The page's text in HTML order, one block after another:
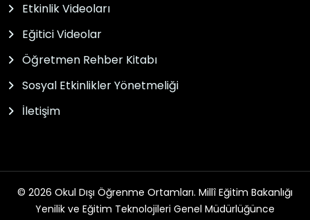
Etkinlik Videoları
Eğitici Videolar
Öğretmen Rehber Kitabı
Sosyal Etkinlikler Yönetmeliği
İletişim
© 2026 Okul Dışı Öğrenme Ortamları. Millî Eğitim Bakanlığı
Yenilik ve Eğitim Teknolojileri Genel Müdürlüğünce